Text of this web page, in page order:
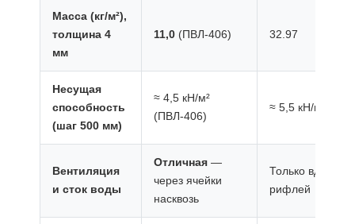
Масса (кг/м²),
толщина 4
мм
11,0 (ПВЛ-406) 32.97
Несущая
способность
(шаг 500 мм)
≈ 4,5 кН/м²
(ПВЛ-406)
≈ 5,5 кН/м²
Вентиляция
и сток воды
Отличная —
через ячейки
насквозь
Только вдоль
рифлей